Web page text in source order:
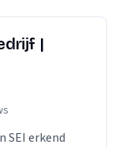
|
SEI erkend